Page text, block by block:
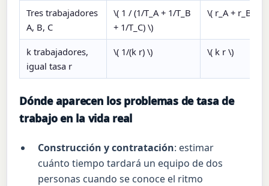
Tres trabajadores
A, B, C
\( 1 / (1/T_A + 1/T_B
+ 1/T_C) \)
\( r_A + r_B +
k trabajadores,
igual tasa r
\( 1/(k r) \) \( k r \)
Dónde aparecen los problemas de tasa de
trabajo en la vida real
Construcción y contratación: estimar
cuánto tiempo tardará un equipo de dos
personas cuando se conoce el ritmo